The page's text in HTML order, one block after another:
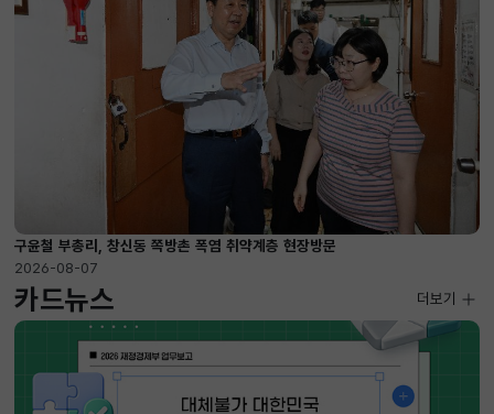
구윤철 부총리, 창신동 쪽방촌 폭염 취약계층 현장방문
2026-08-07
카드뉴스 더보기